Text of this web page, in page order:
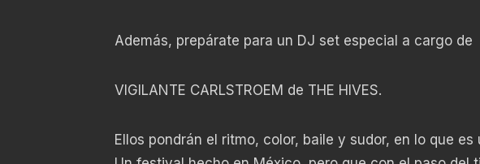
Además, prepárate para un DJ set especial a cargo de
VIGILANTE CARLSTROEM de THE HIVES.
Ellos pondrán el ritmo, color, baile y sudor, en lo que